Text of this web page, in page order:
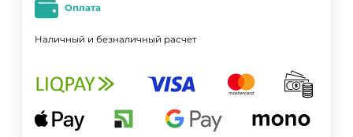
Оплата
Наличный и безналичный расчет